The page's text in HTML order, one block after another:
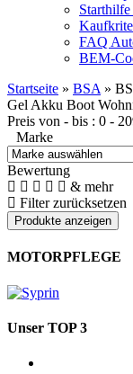
Starthilfe
FAQ
BEM-
Startseite » BSA »
Gel Akku Boot
Preis von - bis : 0 -
Marke
Bewertung
& mehr
Filter zurücksetzen
MOTORPFLEGE
Unser TOP 3